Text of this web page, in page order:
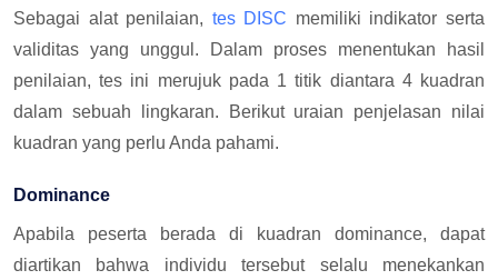
Sebagai alat penilaian, tes DISC memiliki indikator serta
validitas yang unggul. Dalam proses menentukan hasil
penilaian, tes ini merujuk pada 1 titik diantara 4 kuadran
dalam sebuah lingkaran. Berikut uraian penjelasan nilai
kuadran yang perlu Anda pahami.
Dominance
Apabila peserta berada di kuadran dominance, dapat
diartikan bahwa individu tersebut selalu menekankan